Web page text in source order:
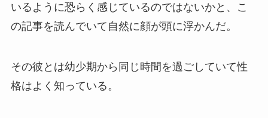
いるように恐らく感じているのではないかと、こ
の記事を読んでいて自然に顔が頭に浮かんだ。
その彼とは幼少期から同じ時間を過ごしていて性
格はよく知っている。